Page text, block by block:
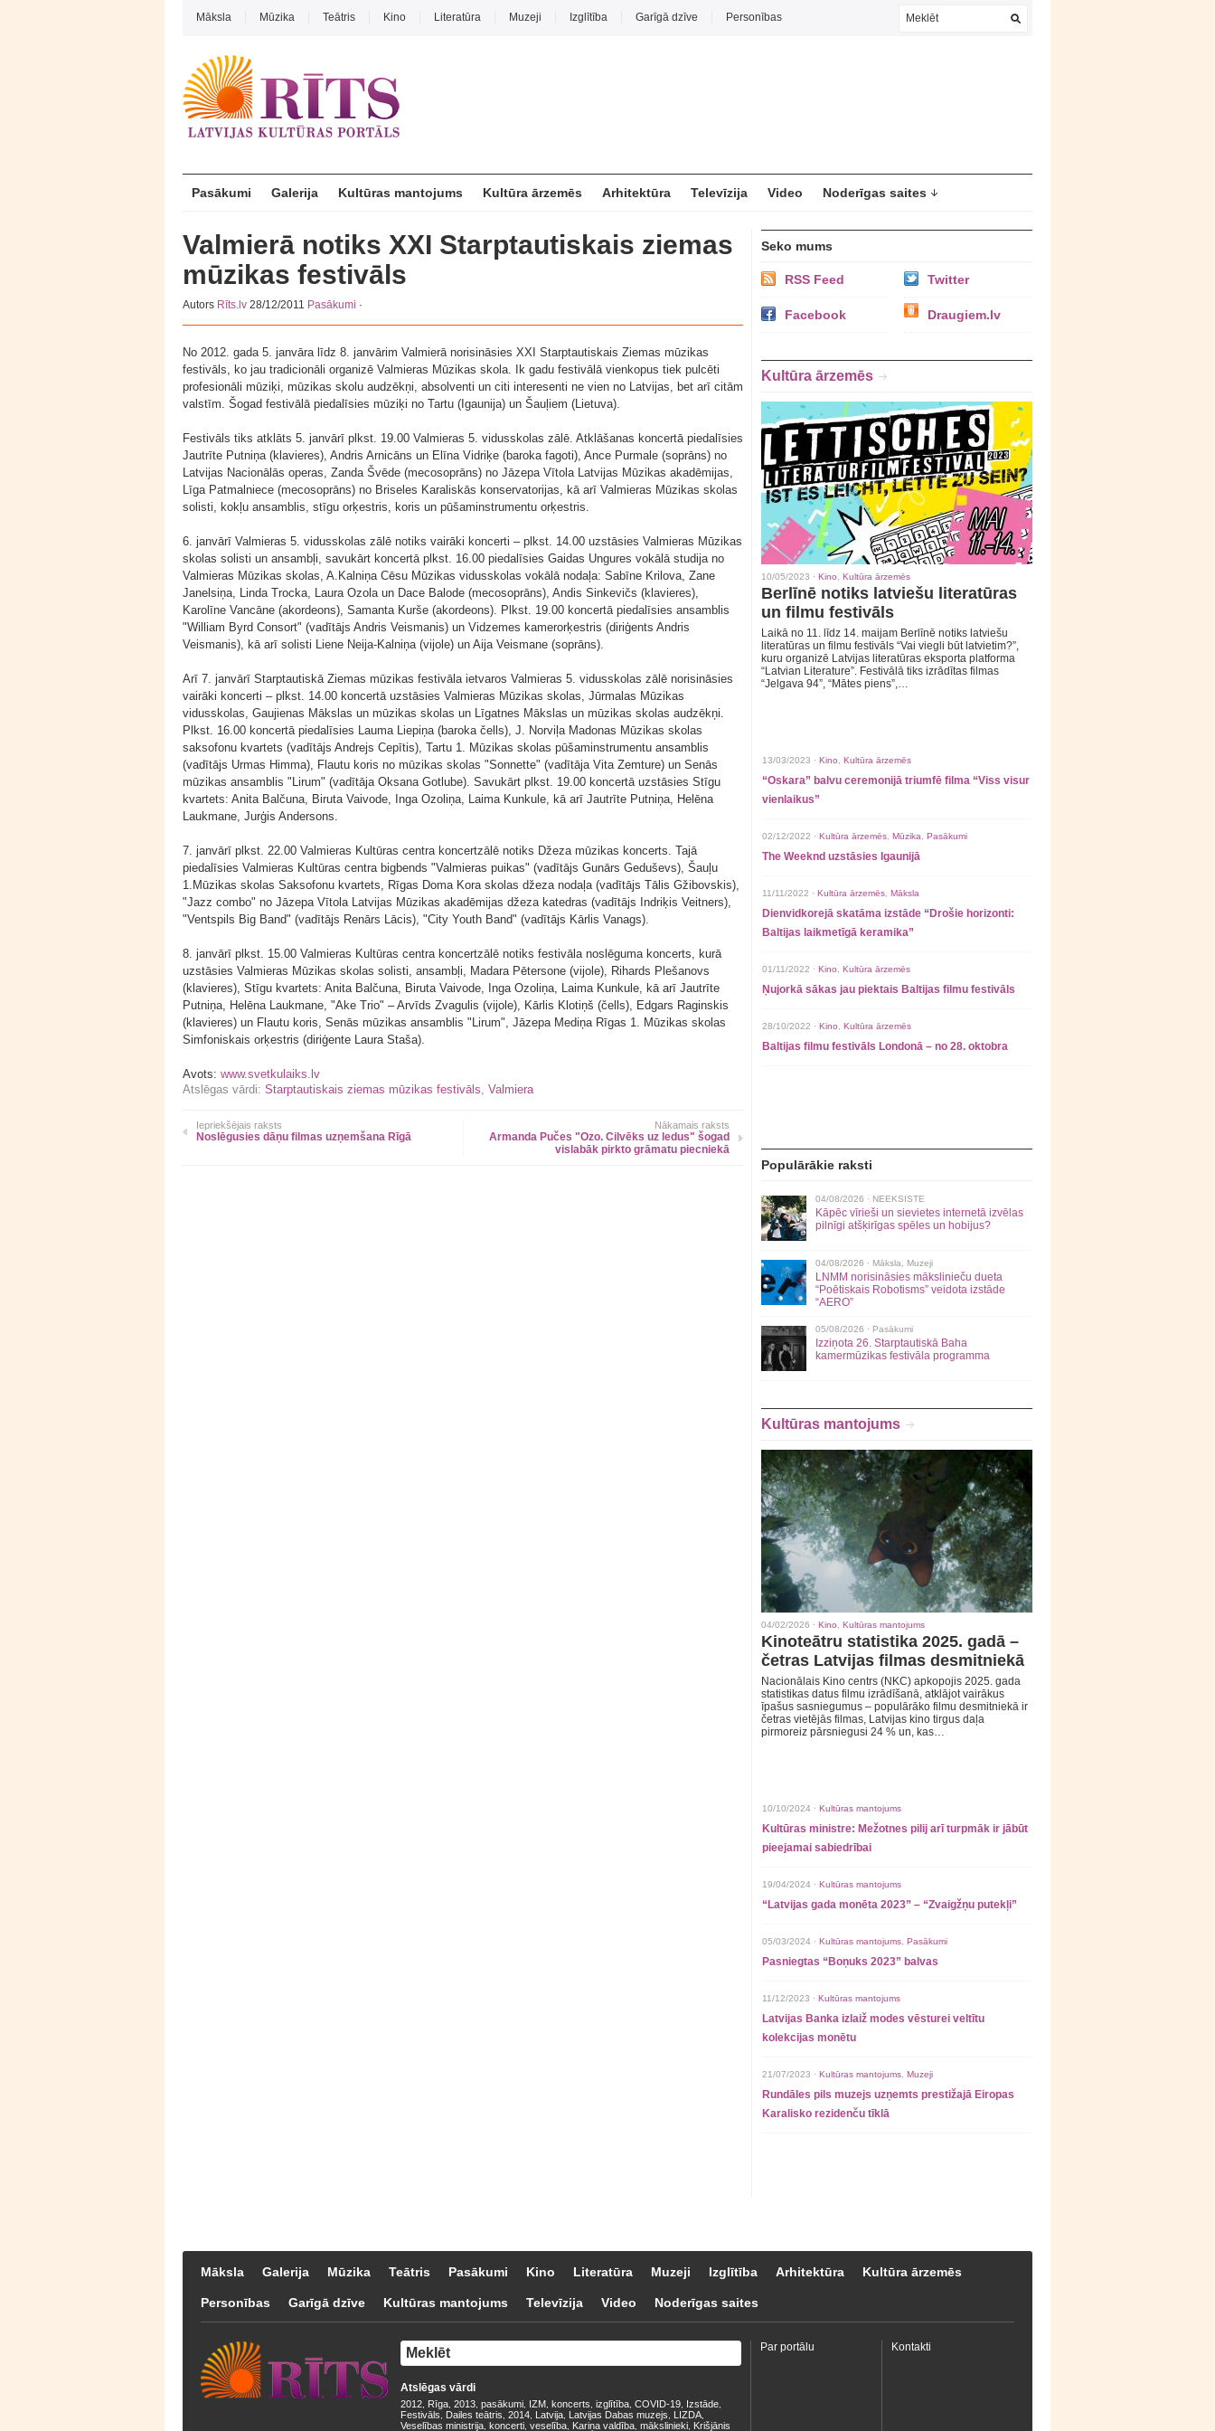
Māksla Mūzika Teātris Kino Literatūra Muzeji Izglītība Garīgā dzīve Personības
Pasākumi Galerija Kultūras mantojums Kultūra ārzemēs Arhitektūra Televīzija Video Noderīgas saites
Valmierā notiks XXI Starptautiskais ziemas
mūzikas festivāls
Autors Rīts.lv 28/12/2011 Pasākumi ·
No 2012. gada 5. janvāra līdz 8. janvārim Valmierā norisināsies XXI Starptautiskais Ziemas mūzikas
festivāls, ko jau tradicionāli organizē Valmieras Mūzikas skola. Ik gadu festivālā vienkopus tiek pulcēti
profesionāli mūziķi, mūzikas skolu audzēkņi, absolventi un citi interesenti ne vien no Latvijas, bet arī citām
valstīm. Šogad festivālā piedalīsies mūziķi no Tartu (Igaunija) un Šauļiem (Lietuva).
Festivāls tiks atklāts 5. janvārī plkst. 19.00 Valmieras 5. vidusskolas zālē. Atklāšanas koncertā piedalīsies
Jautrīte Putniņa (klavieres), Andris Arnicāns un Elīna Vidriķe (baroka fagoti), Ance Purmale (soprāns) no
Latvijas Nacionālās operas, Zanda Švēde (mecosoprāns) no Jāzepa Vītola Latvijas Mūzikas akadēmijas,
Līga Patmalniece (mecosoprāns) no Briseles Karaliskās konservatorijas, kā arī Valmieras Mūzikas skolas
solisti, kokļu ansamblis, stīgu orķestris, koris un pūšaminstrumentu orķestris.
6. janvārī Valmieras 5. vidusskolas zālē notiks vairāki koncerti – plkst. 14.00 uzstāsies Valmieras Mūzikas
skolas solisti un ansambļi, savukārt koncertā plkst. 16.00 piedalīsies Gaidas Ungures vokālā studija no
Valmieras Mūzikas skolas, A.Kalniņa Cēsu Mūzikas vidusskolas vokālā nodaļa: Sabīne Krilova, Zane
Janelsiņa, Linda Trocka, Laura Ozola un Dace Balode (mecosoprāns), Andis Sinkevičs (klavieres),
Karolīne Vancāne (akordeons), Samanta Kurše (akordeons). Plkst. 19.00 koncertā piedalīsies ansamblis
"William Byrd Consort" (vadītājs Andris Veismanis) un Vidzemes kamerorķestris (diriģents Andris
Veismanis), kā arī solisti Liene Neija-Kalniņa (vijole) un Aija Veismane (soprāns).
Arī 7. janvārī Starptautiskā Ziemas mūzikas festivāla ietvaros Valmieras 5. vidusskolas zālē norisināsies
vairāki koncerti – plkst. 14.00 koncertā uzstāsies Valmieras Mūzikas skolas, Jūrmalas Mūzikas
vidusskolas, Gaujienas Mākslas un mūzikas skolas un Līgatnes Mākslas un mūzikas skolas audzēkņi.
Plkst. 16.00 koncertā piedalīsies Lauma Liepiņa (baroka čells), J. Norviļa Madonas Mūzikas skolas
saksofonu kvartets (vadītājs Andrejs Cepītis), Tartu 1. Mūzikas skolas pūšaminstrumentu ansamblis
(vadītājs Urmas Himma), Flautu koris no mūzikas skolas "Sonnette" (vadītāja Vita Zemture) un Senās
mūzikas ansamblis "Lirum" (vadītāja Oksana Gotlube). Savukārt plkst. 19.00 koncertā uzstāsies Stīgu
kvartets: Anita Balčuna, Biruta Vaivode, Inga Ozoliņa, Laima Kunkule, kā arī Jautrīte Putniņa, Helēna
Laukmane, Jurģis Andersons.
7. janvārī plkst. 22.00 Valmieras Kultūras centra koncertzālē notiks Džeza mūzikas koncerts. Tajā
piedalīsies Valmieras Kultūras centra bigbends "Valmieras puikas" (vadītājs Gunārs Geduševs), Šauļu
1.Mūzikas skolas Saksofonu kvartets, Rīgas Doma Kora skolas džeza nodaļa (vadītājs Tālis Gžibovskis),
"Jazz combo" no Jāzepa Vītola Latvijas Mūzikas akadēmijas džeza katedras (vadītājs Indriķis Veitners),
"Ventspils Big Band" (vadītājs Renārs Lācis), "City Youth Band" (vadītājs Kārlis Vanags).
8. janvārī plkst. 15.00 Valmieras Kultūras centra koncertzālē notiks festivāla noslēguma koncerts, kurā
uzstāsies Valmieras Mūzikas skolas solisti, ansambļi, Madara Pētersone (vijole), Rihards Plešanovs
(klavieres), Stīgu kvartets: Anita Balčuna, Biruta Vaivode, Inga Ozoliņa, Laima Kunkule, kā arī Jautrīte
Putniņa, Helēna Laukmane, "Ake Trio" – Arvīds Zvagulis (vijole), Kārlis Klotiņš (čells), Edgars Raginskis
(klavieres) un Flautu koris, Senās mūzikas ansamblis "Lirum", Jāzepa Mediņa Rīgas 1. Mūzikas skolas
Simfoniskais orķestris (diriģente Laura Staša).
Avots: www.svetkulaiks.lv
Atslēgas vārdi: Starptautiskais ziemas mūzikas festivāls, Valmiera
Iepriekšējais raksts
Noslēgusies dāņu filmas uzņemšana Rīgā
Nākamais raksts
Armanda Pučes "Ozo. Cilvēks uz ledus" šogad
vislabāk pirkto grāmatu piecniekā
Seko mums
RSS Feed Twitter
Facebook Draugiem.lv
Kultūra ārzemēs
10/05/2023 · Kino Kultūra ārzemēs
Berlīnē notiks latviešu literatūras
un filmu festivāls
Laikā no 11. līdz 14. maijam Berlīnē notiks latviešu
literatūras un filmu festivāls “Vai viegli būt latvietim?”,
kuru organizē Latvijas literatūras eksporta platforma
“Latvian Literature”. Festivālā tiks izrādītas filmas
“Jelgava 94”, “Mātes piens”,…
13/03/2023 · Kino Kultūra ārzemēs
“Oskara” balvu ceremonijā triumfē filma “Viss visur
vienlaikus”
02/12/2022 · Kultūra ārzemēs Mūzika Pasākumi
The Weeknd uzstāsies Igaunijā
11/11/2022 · Kultūra ārzemēs Māksla
Dienvidkorejā skatāma izstāde “Drošie horizonti:
Baltijas laikmetīgā keramika”
01/11/2022 · Kino Kultūra ārzemēs
Ņujorkā sākas jau piektais Baltijas filmu festivāls
28/10/2022 · Kino Kultūra ārzemēs
Baltijas filmu festivāls Londonā – no 28. oktobra
Populārākie raksti
04/08/2026 · NEEKSISTE
Kāpēc vīrieši un sievietes internetā izvēlas
pilnīgi atšķirīgas spēles un hobijus?
04/08/2026 · Māksla Muzeji
LNMM norisināsies mākslinieču dueta
“Poētiskais Robotisms” veidota izstāde
“AERO”
05/08/2026 · Pasākumi
Izziņota 26. Starptautiskā Baha
kamermūzikas festivāla programma
Kultūras mantojums
04/02/2026 · Kino Kultūras mantojums
Kinoteātru statistika 2025. gadā –
četras Latvijas filmas desmitniekā
Nacionālais Kino centrs (NKC) apkopojis 2025. gada
statistikas datus filmu izrādīšanā, atklājot vairākus
īpašus sasniegumus – populārāko filmu desmitniekā ir
četras vietējās filmas, Latvijas kino tirgus daļa
pirmoreiz pārsniegusi 24 % un, kas…
10/10/2024 · Kultūras mantojums
Kultūras ministre: Mežotnes pilij arī turpmāk ir jābūt
pieejamai sabiedrībai
19/04/2024 · Kultūras mantojums
“Latvijas gada monēta 2023” – “Zvaigžņu putekļi”
05/03/2024 · Kultūras mantojums Pasākumi
Pasniegtas “Boņuks 2023” balvas
11/12/2023 · Kultūras mantojums
Latvijas Banka izlaiž modes vēsturei veltītu
kolekcijas monētu
21/07/2023 · Kultūras mantojums Muzeji
Rundāles pils muzejs uzņemts prestižajā Eiropas
Karalisko rezidenču tīklā
Māksla Galerija Mūzika Teātris Pasākumi Kino Literatūra Muzeji Izglītība Arhitektūra Kultūra ārzemēs
Personības Garīgā dzīve Kultūras mantojums Televīzija Video Noderīgas saites
Atslēgas vārdi
2012 Rīga 2013 pasākumi IZM koncerts izglītība COVID-19 Izstāde
Festivāls Dailes teātris 2014 Latvija Latvijas Dabas muzejs LIZDA
Veselības ministrija koncerti veselība Kariņa valdība mākslinieki Krišjānis
Par portālu Kontakti